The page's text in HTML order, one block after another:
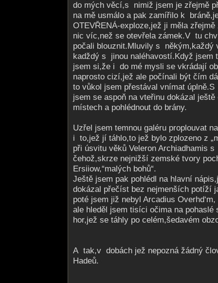
do mých věcí,s nimiž jsem je zřejmě
na mě usmálo a pak zamířilo k
OTEVŘENÁ-exploze,jež ji měla
nic víc,než se otevřela zámek.V tu
počali blouznit.Mluvily s někým,každý
kadždý s jinou naléhavostí.Když jsem
jsem si,že i do mé mysli se vkrádají
naprosto cizí,jež ale počínali být čím
to vůkol jsem přestával vnímat
jsem se aspoň na vteřinu dokázal
místech a pohlédnout do brány.
Uzřel jsem temnou galéru proplouvat
i to,jež jí táhlo,to jež bylo zplozeno z
při úsvitu věků Veleron Archiadhamis
čehož,skrze nejnižší zemské tvory
Ersiiow,“malých bohů“.
Ještě jsem pak pohlédl na hlavní
dokázal přečíst bez nejmenších potíží
poté jsem již nebyl Arcadius Overhd‘m,
ale hleděl jsem tisíci očima na pohaslé
hor,jež se táhly po celém,šedavém
A tak,v dobách jež nepozná žádný
Hadeů.